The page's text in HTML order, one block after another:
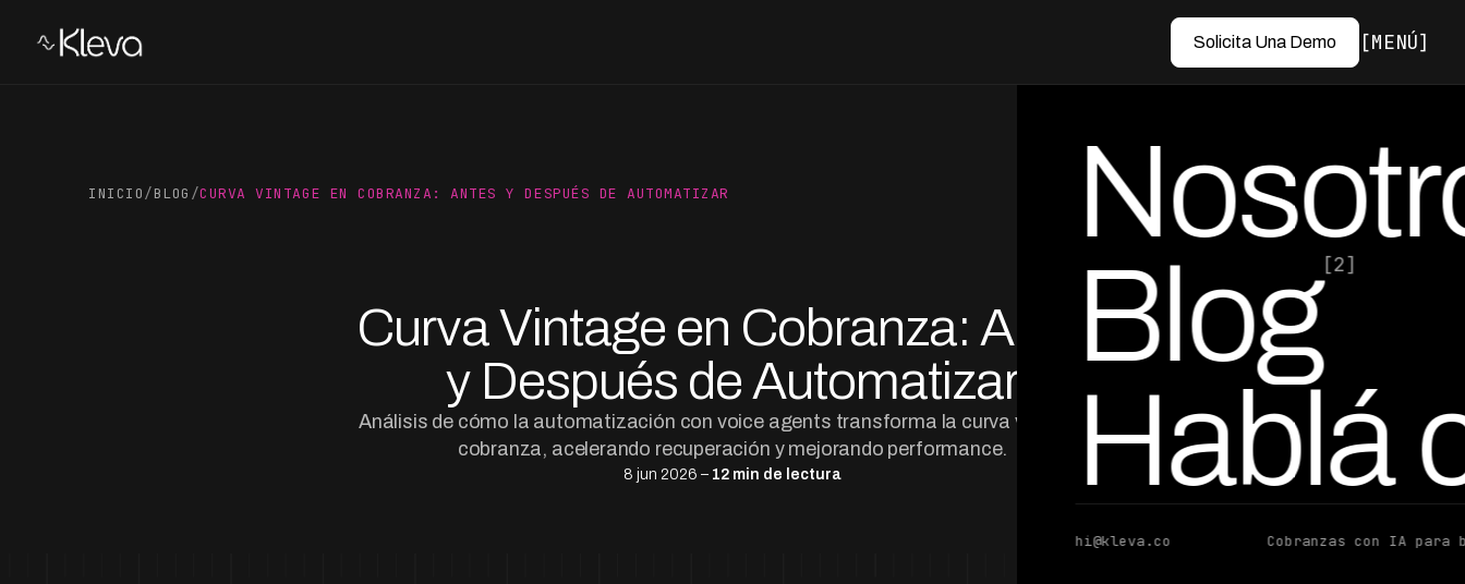
Solicita Una Demo MENÚ
Blog[2]
Hablá
hi@kleva.co Cobranzas con IA para
INICIO/BLOG /CURVA VINTAGE EN COBRANZA: ANTES Y DESPUÉS DE AUTOMATIZAR
Curva Vintage en Cobranza: Antes
y Después de Automatizar
Análisis de cómo la automatización con voice agents transforma la curva vintage en
cobranza, acelerando recuperación y mejorando performance.
8 jun 2026 – 12 min de lectura
por Ed Escobar
Co-Founder & CEO